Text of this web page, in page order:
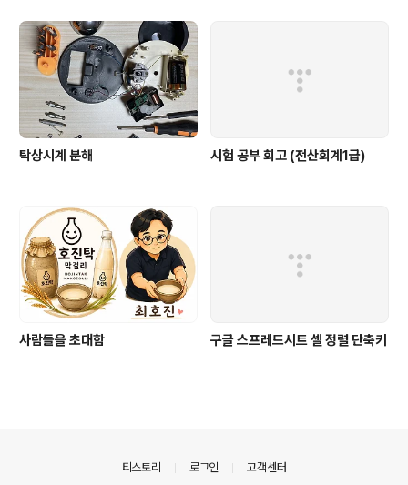
탁상시계 분해 시험 공부 회고 (전산회계1급)
사람들을 초대함 구글 스프레드시트 셀 정렬 단축키
티스토리 로그인 고객센터